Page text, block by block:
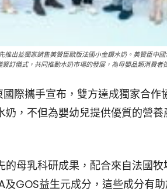
出並獨家銷售美贊臣歐版法國小金鑽水奶。美贊臣中
訂儀式，共同推動水奶巿場的發展，為母嬰品類消費者
國際攜手宣布，雙方達成獨家合
奶，不但為嬰幼兒提供優質的營
的母乳科研成果，配合來自法國
GOS益生元成分，這些成分有